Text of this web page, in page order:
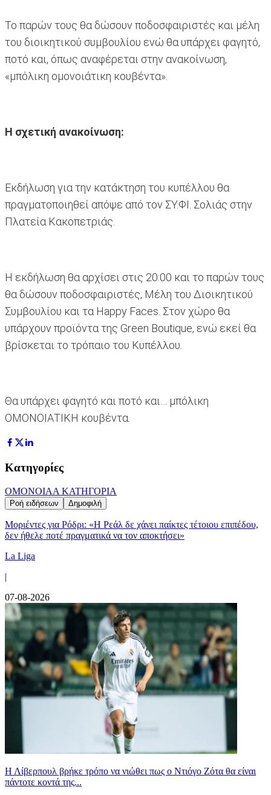
Το παρών τους θα δώσουν ποδοσφαιριστές και μέλη
του διοικητικού συμβουλίου ενώ θα υπάρχει φαγητό,
ποτό και, όπως αναφέρεται στην ανακοίνωση,
«μπόλικη ομονοιάτικη κουβέντα».
Η σχετική ανακοίνωση:
Εκδήλωση για την κατάκτηση του κυπέλλου θα
πραγματοποιηθεί απόψε από τον ΣΥ.ΦΙ. Σολιάς στην
Πλατεία Κακοπετριάς.
Η εκδήλωση θα αρχίσει στις 20:00 και το παρών τους
θα δώσουν ποδοσφαιριστές, Μέλη του Διοικητικού
Συμβουλίου και τα Happy Faces. Στον χώρο θα
υπάρχουν προϊόντα της Green Boutique, ενώ εκεί θα
βρίσκεται το τρόπαιο του Κυπέλλου.
Θα υπάρχει φαγητό και ποτό και… μπόλικη
ΟΜΟΝΟΙΑΤΙΚΗ κουβέντα.
Κατηγορίες
ΟΜΟΝΟΙΑΑ ΚΑΤΗΓΟΡΙΑ
Ροή ειδήσεων Δημοφιλή
Μοριέντες για Ρόδρι: «Η Ρεάλ δε χάνει παίκτες τέτοιου επιπέδου,
δεν ήθελε ποτέ πραγματικά να τον αποκτήσει»
La Liga
|
07-08-2026
Η Λίβερπουλ βρήκε τρόπο να νιώθει πως ο Ντιόγο Ζότα θα είναι
πάντοτε κοντά της...